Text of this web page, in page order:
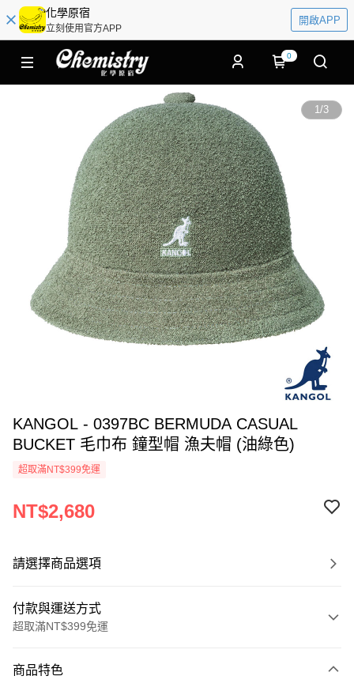
化學原宿
立刻使用官方APP
開啟APP
0
1/3
KANGOL - 0397BC BERMUDA CASUAL
BUCKET 毛巾布 鐘型帽 漁夫帽 (油綠色)
超取滿NT$399免運
NT$2,680
請選擇商品選項
付款與運送方式
超取滿NT$399免運
信用卡一次付款
商品特色